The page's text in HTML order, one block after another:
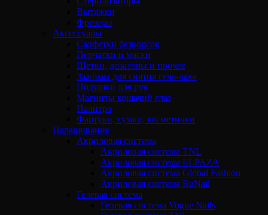
Вытяжки
Фрезеры
Аксессуары
Салфетки безворсов
Перчатки и маски
Щетки, дозаторы и прочее
Зажимы для снятия гель-лака
Подушки для рук
Магниты кошачий глаз
Палитра
Фартуки, сумки, косметички
Наращивание
Акриловая система
Акриловая система TNL
Акриловая система ELPAZA
Акриловая система Global Fashion
Акриловая система RuNail
Гелевая система
Гелевая система Vogue Nails